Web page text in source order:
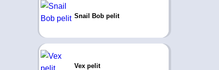
Snail Bob pelit
Vex pelit